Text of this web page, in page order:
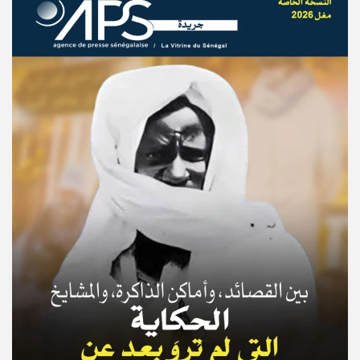
© Copyright 2025, APS